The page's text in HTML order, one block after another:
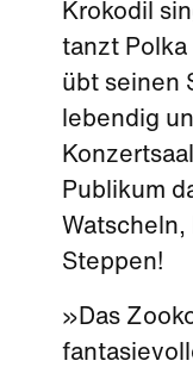
Krokodil
tanzt Polka
übt seinen
lebendig
Publikum
Steppen!
»Das